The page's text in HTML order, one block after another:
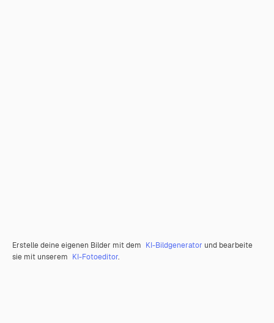
Erstelle deine eigenen Bilder mit dem KI-Bildgenerator und bearbeite
sie mit unserem KI-Fotoeditor.